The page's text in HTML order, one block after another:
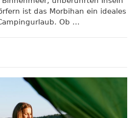
ist das Morbihan ein ideales
Ob ...